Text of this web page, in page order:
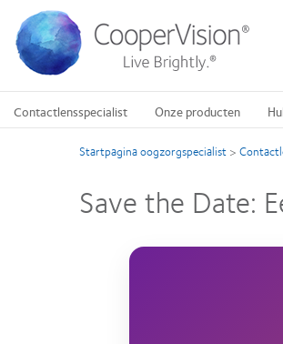
Overslaan
naar
Contactlensspecialist Onze producten
Startpagina oogzorgspecialist >
Save the Date: